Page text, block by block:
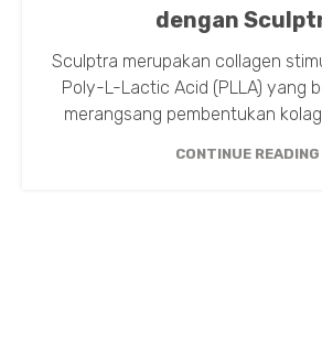
dengan
Sculptra merupakan collagen
Poly-L-Lactic Acid (PLLA) yang
merangsang pembentukan
CONTINUE READING